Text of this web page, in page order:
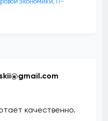
качественно.